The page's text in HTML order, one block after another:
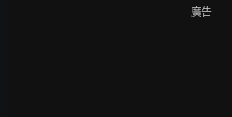
廣告